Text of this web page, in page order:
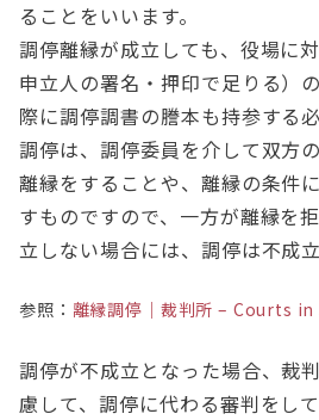
ることをいいます。
調停離縁が成立しても、役場に
申立人の署名・押印で足りる）
際に調停調書の謄本も持参する
調停は、調停委員を介して双方
離縁をすることや、離縁の条件
すものですので、一方が離縁を
立しない場合には、調停は不成立
参照： 離縁調停｜裁判所 – Courts
調停が不成立となった場合、裁
慮して、調停に代わる審判をし